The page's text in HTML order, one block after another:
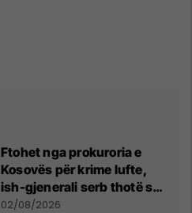
Ftohet nga prokuroria e
Kosovës për krime lufte,
ish-gjenerali serb thotë se
dikush e tradhtoi në
02/08/2026